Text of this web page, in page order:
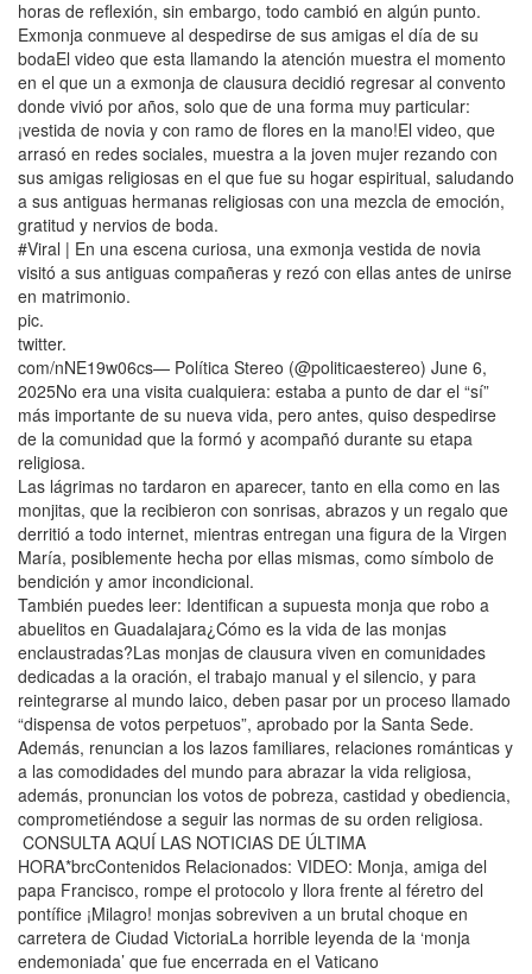
horas de reflexión, sin embargo, todo cambió en algún punto.
Exmonja conmueve al despedirse de sus amigas el día de su
bodaEl video que esta llamando la atención muestra el momento
en el que un a exmonja de clausura decidió regresar al convento
donde vivió por años, solo que de una forma muy particular:
¡vestida de novia y con ramo de flores en la mano!El video, que
arrasó en redes sociales, muestra a la joven mujer rezando con
sus amigas religiosas en el que fue su hogar espiritual, saludando
a sus antiguas hermanas religiosas con una mezcla de emoción,
gratitud y nervios de boda.
#Viral | En una escena curiosa, una exmonja vestida de novia
visitó a sus antiguas compañeras y rezó con ellas antes de unirse
en matrimonio.
pic.
twitter.
com/nNE19w06cs— Política Stereo (@politicaestereo) June 6,
2025No era una visita cualquiera: estaba a punto de dar el “sí”
más importante de su nueva vida, pero antes, quiso despedirse
de la comunidad que la formó y acompañó durante su etapa
religiosa.
Las lágrimas no tardaron en aparecer, tanto en ella como en las
monjitas, que la recibieron con sonrisas, abrazos y un regalo que
derritió a todo internet, mientras entregan una figura de la Virgen
María, posiblemente hecha por ellas mismas, como símbolo de
bendición y amor incondicional.
También puedes leer: Identifican a supuesta monja que robo a
abuelitos en Guadalajara¿Cómo es la vida de las monjas
enclaustradas?Las monjas de clausura viven en comunidades
dedicadas a la oración, el trabajo manual y el silencio, y para
reintegrarse al mundo laico, deben pasar por un proceso llamado
“dispensa de votos perpetuos”, aprobado por la Santa Sede.
Además, renuncian a los lazos familiares, relaciones románticas y
a las comodidades del mundo para abrazar la vida religiosa,
además, pronuncian los votos de pobreza, castidad y obediencia,
comprometiéndose a seguir las normas de su orden religiosa.
CONSULTA AQUÍ LAS NOTICIAS DE ÚLTIMA
HORA*brcContenidos Relacionados: VIDEO: Monja, amiga del
papa Francisco, rompe el protocolo y llora frente al féretro del
pontífice ¡Milagro! monjas sobreviven a un brutal choque en
carretera de Ciudad VictoriaLa horrible leyenda de la ‘monja
endemoniada’ que fue encerrada en el Vaticano